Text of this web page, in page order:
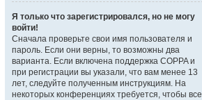
Я только что зарегистрировался, но не могу
войти!
Сначала проверьте свои имя пользователя и
пароль. Если они верны, то возможны два
варианта. Если включена поддержка COPPA и
при регистрации вы указали, что вам менее 13
лет, следуйте полученным инструкциям. На
некоторых конференциях требуется, чтобы все